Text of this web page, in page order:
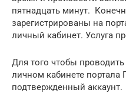
пятнадцать минут.
зарегистрированы на
личный кабинет. Услуга
Для того чтобы
личном кабинете
подтвержденный аккаунт.